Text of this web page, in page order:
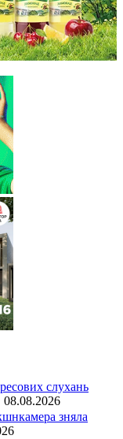
слухань
08.08.2026
зняла